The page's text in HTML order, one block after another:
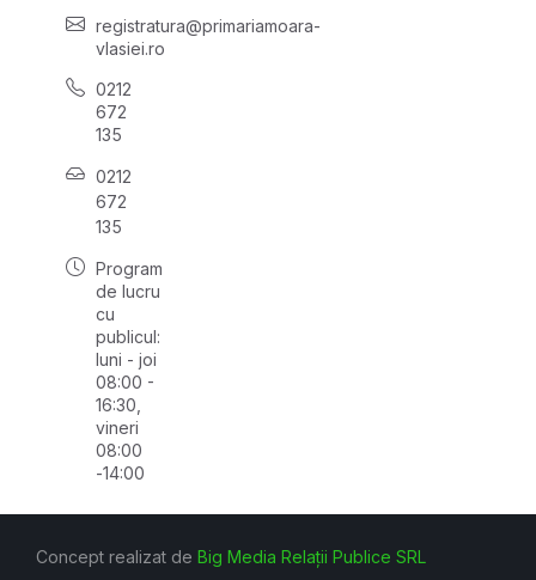
registratura@primariamoara-
vlasiei.ro
0212
672
135
0212
672
135
Program
de lucru
cu
publicul:
luni - joi
08:00 -
16:30,
vineri
08:00
-14:00
Concept realizat de Big Media Relații Publice SRL